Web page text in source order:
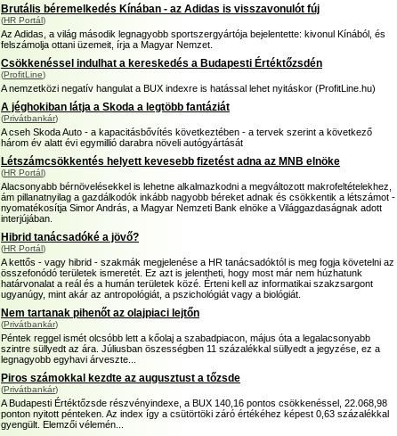
Brutális béremelkedés Kínában - az Adidas is visszavonulót fúj
(HR Portál)
Az Adidas, a világ második legnagyobb sportszergyártója bejelentette: kivonul Kínából, és
felszámolja ottani üzemeit, írja a Magyar Nemzet.
Csökkenéssel indulhat a kereskedés a Budapesti Értéktőzsdén
(ProfitLine)
A nemzetközi negatív hangulat a BUX indexre is hatással lehet nyitáskor (ProfitLine.hu)
A jéghokiban látja a Skoda a legtöbb fantáziát
(Privátbankár)
A cseh Skoda Auto - a kapacitásbővítés következtében - a tervek szerint a következő
három év alatt évi egymillió darabra növeli autógyártását
Létszámcsökkentés helyett kevesebb fizetést adna az MNB elnöke
(HR Portál)
Alacsonyabb bérnövelésekkel is lehetne alkalmazkodni a megváltozott makrofeltételekhez,
ám pillanatnyilag a gazdálkodók inkább nagyobb béreket adnak és csökkentik a létszámot -
nyomatékosítja Simor András, a Magyar Nemzeti Bank elnöke a Világgazdaságnak adott
interjújában.
Hibrid tanácsadóké a jövő?
(HR Portál)
A kettős - vagy hibrid - szakmák megjelenése a HR tanácsadóktól is meg fogja követelni az
összefonódó területek ismeretét. Ez azt is jelentheti, hogy most már nem húzhatunk
határvonalat a reál és a humán területek közé. Érteni kell az informatikai szakzsargont
ugyanúgy, mint akár az antropológiát, a pszichológiát vagy a biológiát.
Nem tartanak pihenőt az olajpiaci lejtőn
(Privátbankár)
Péntek reggel ismét olcsóbb lett a kőolaj a szabadpiacon, május óta a legalacsonyabb
szintre süllyedt az ára. Júliusban öszességben 11 százalékkal süllyedt a jegyzése, ez a
legnagyobb egyhavi árveszte...
Piros számokkal kezdte az augusztust a tőzsde
(Privátbankár)
A Budapesti Értéktőzsde részvényindexe, a BUX 140,16 pontos csökkenéssel, 22.068,98
ponton nyitott pénteken. Az index így a csütörtöki záró értékéhez képest 0,63 százalékkal
gyengült. Elemzői vélemén...